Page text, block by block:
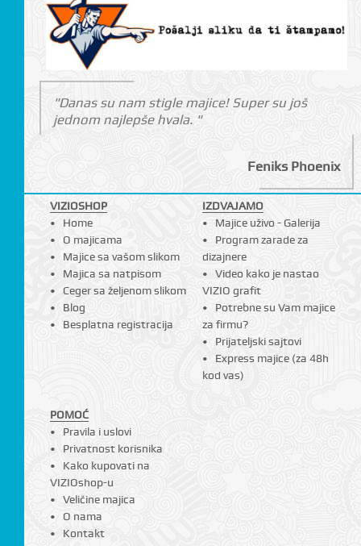
"Danas su nam stigle majice! Super su još
jednom najlepše hvala. "
Feniks Phoenix
VIZIOSHOP
Home
O majicama
Majice sa vašom slikom
Majica sa natpisom
Ceger sa željenom slikom
Blog
Besplatna registracija
IZDVAJAMO
Majice uživo - Galerija
Program zarade za
dizajnere
Video kako je nastao
VIZIO grafit
Potrebne su Vam majice
za firmu?
Prijateljski sajtovi
Express majice (za 48h
kod vas)
POMOĆ
Pravila i uslovi
Privatnost korisnika
Kako kupovati na
VIZIOshop-u
Veličine majica
O nama
Kontakt